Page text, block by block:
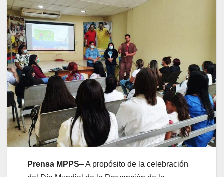
Prensa MPPS– A propósito de la celebración